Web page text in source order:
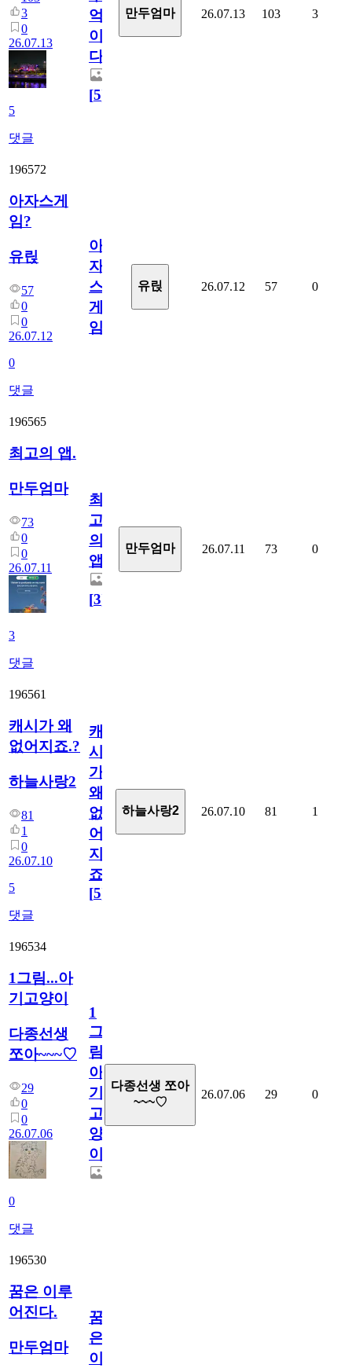
3
0
26.07.13
5
댓글
억
이
다.
[5]
만두엄마 26.07.13 103 3
196572
아자스게
임?
유릱
57
0
0
26.07.12
0
댓글
아
자
스
게
임?
유릱 26.07.12 57 0
196565
최고의 앱.
만두엄마
73
0
0
26.07.11
3
댓글
최
고
의
앱.
[3]
만두엄마 26.07.11 73 0
196561
캐시가 왜
없어지죠.?
하늘사랑2
81
1
0
26.07.10
5
댓글
캐
시
가
왜
없
어
지
죠.?
[5]
하늘사랑2 26.07.10 81 1
196534
1그림...아
기고양이
다종선생
쪼아~~~♡
29
0
0
26.07.06
0
댓글
1
그
림...
아
기
고
양
이
다종선생 쪼아
~~~♡
26.07.06 29 0
196530
꿈은 이루
어진다.
만두엄마
꿈
은
이